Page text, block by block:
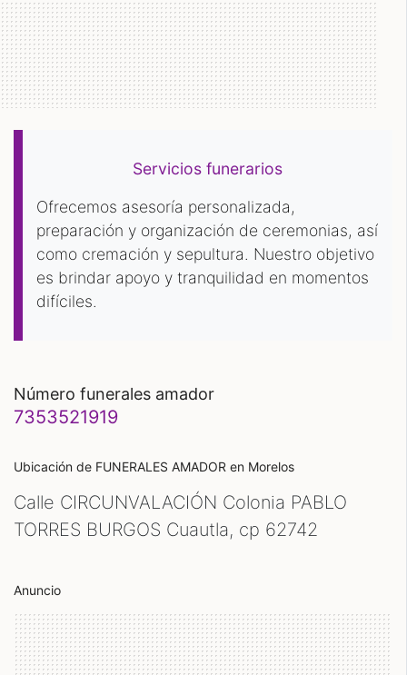
Servicios funerarios
Ofrecemos asesoría personalizada,
preparación y organización de ceremonias, así
como cremación y sepultura. Nuestro objetivo
es brindar apoyo y tranquilidad en momentos
difíciles.
número funerales amador
7353521919
Ubicación de FUNERALES AMADOR en Morelos
Calle CIRCUNVALACIÓN Colonia PABLO
TORRES BURGOS Cuautla, cp 62742
Anuncio